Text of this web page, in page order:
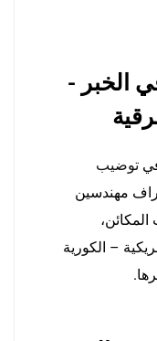
الخبر -
توضيب
مهندسين
– الكورية